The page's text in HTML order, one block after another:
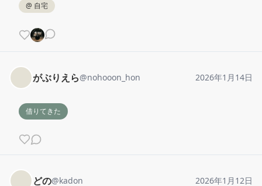
@ 自宅
がぶりえら@nohooon_hon 2026年1月14日
借りてきた
どの@kadon 2026年1月12日